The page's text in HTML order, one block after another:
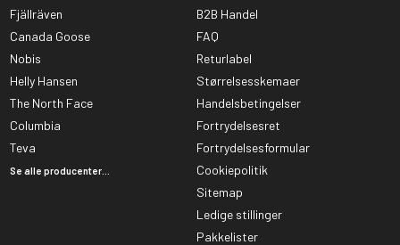
Fjällräven
Canada Goose
Nobis
Helly Hansen
The North Face
Columbia
Teva
Se alle producenter...
B2B Handel
FAQ
Returlabel
Størrelsesskemaer
Handelsbetingelser
Fortrydelsesret
Fortrydelsesformular
Cookiepolitik
Sitemap
Ledige stillinger
Pakkelister